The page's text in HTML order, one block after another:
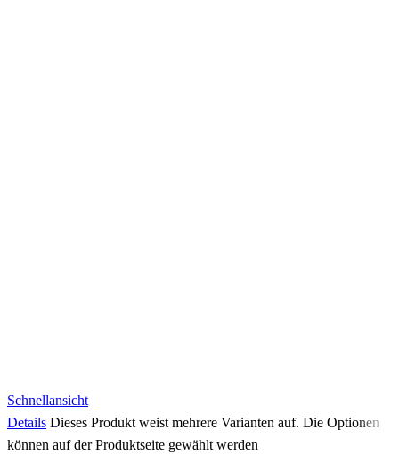
Schnellansicht
Details Dieses Produkt weist mehrere Varianten auf. Die Optionen
können auf der Produktseite gewählt werden